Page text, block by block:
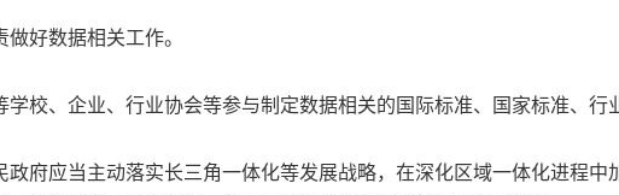
好数据相关工作。
、企业、行业协会等参与制定数据相关的国际标准、国家标准、行
应当主动落实长三角一体化等发展战略，在深化区域一体化进程中